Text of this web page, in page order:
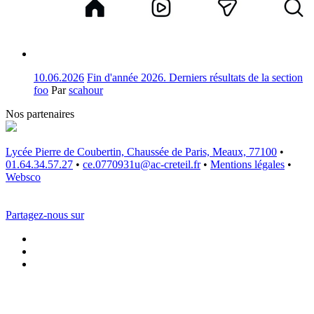
10.06.2026 Fin d'année 2026. Derniers résultats de la section
foo Parscahour
Nos partenaires
Lycée Pierre de Coubertin, Chaussée de Paris, Meaux, 77100 •
01.64.34.57.27 • ce.0770931u@ac-creteil.fr • Mentions légales •
Websco
Partagez-nous sur